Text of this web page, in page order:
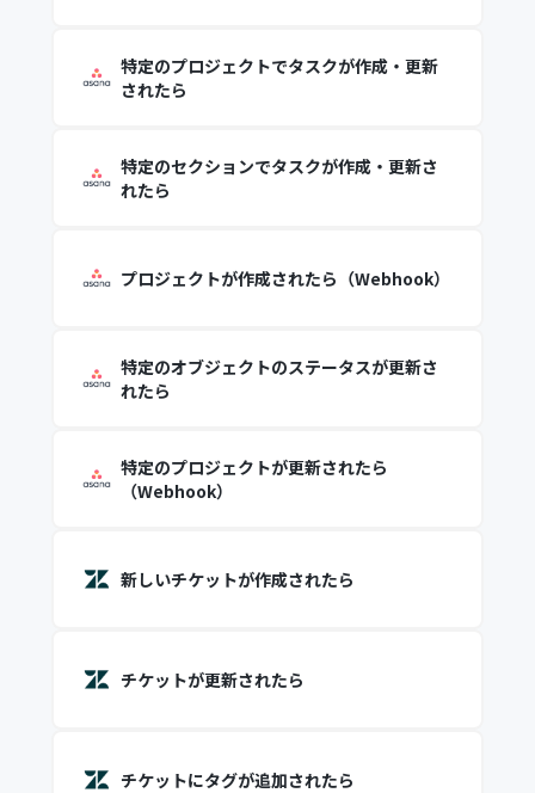
特定のプロジェクトでタスクが作成・更新
されたら
特定のセクションでタスクが作成・更新さ
れたら
プロジェクトが作成されたら（Webhook）
特定のオブジェクトのステータスが更新さ
れたら
特定のプロジェクトが更新されたら
（Webhook）
新しいチケットが作成されたら
チケットが更新されたら
チケットにタグが追加されたら